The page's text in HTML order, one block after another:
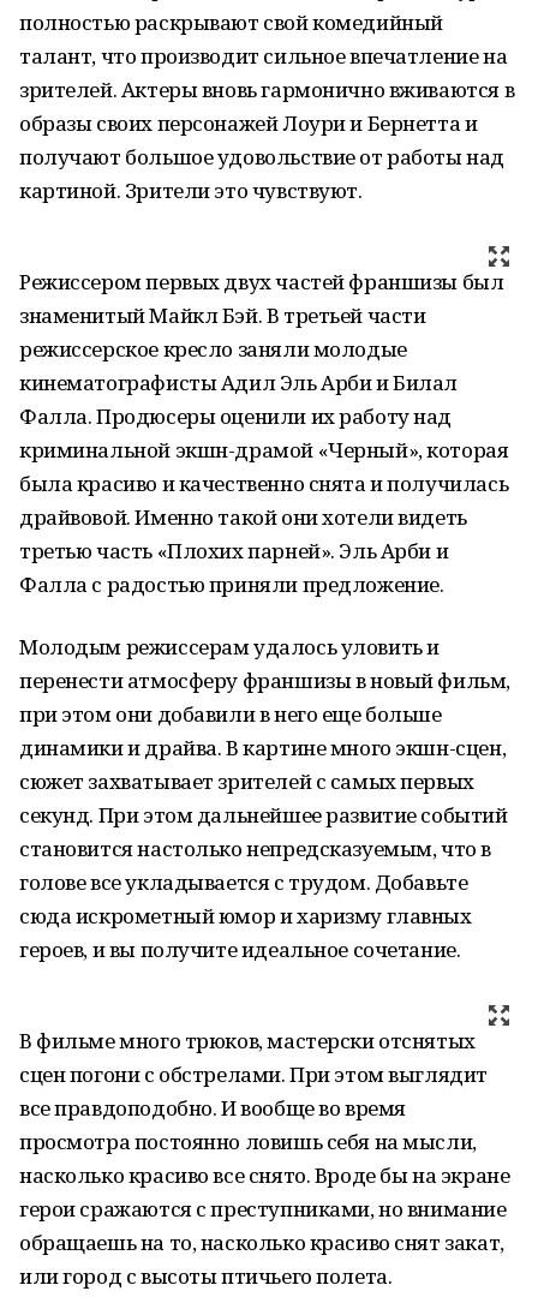
полностью раскрывают свой комедийный
талант, что производит сильное впечатление на
зрителей. Актеры вновь гармонично вживаются в
образы своих персонажей Лоури и Бернетта и
получают большое удовольствие от работы над
картиной. Зрители это чувствуют.
Режиссером первых двух частей франшизы был
знаменитый Майкл Бэй. В третьей части
режиссерское кресло заняли молодые
кинематографисты Адил Эль Арби и Билал
Фалла. Продюсеры оценили их работу над
криминальной экшн-драмой «Черный», которая
была красиво и качественно снята и получилась
драйвовой. Именно такой они хотели видеть
третью часть «Плохих парней». Эль Арби и
Фалла с радостью приняли предложение.
Молодым режиссерам удалось уловить и
перенести атмосферу франшизы в новый фильм,
при этом они добавили в него еще больше
динамики и драйва. В картине много экшн-сцен,
сюжет захватывает зрителей с самых первых
секунд. При этом дальнейшее развитие событий
становится настолько непредсказуемым, что в
голове все укладывается с трудом. Добавьте
сюда искрометный юмор и харизму главных
героев, и вы получите идеальное сочетание.
В фильме много трюков, мастерски отснятых
сцен погони с обстрелами. При этом выглядит
все правдоподобно. И вообще во время
просмотра постоянно ловишь себя на мысли,
насколько красиво все снято. Вроде бы на экране
герои сражаются с преступниками, но внимание
обращаешь на то, насколько красиво снят закат,
или город с высоты птичьего полета.